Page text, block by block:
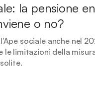
la pensione
o no?
sociale anche nel
le limitazioni della